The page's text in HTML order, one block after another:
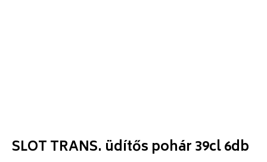
SLOT TRANS. üdítős pohár 39cl 6db